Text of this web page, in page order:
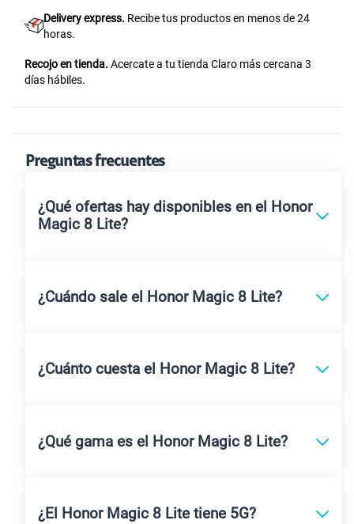
Delivery express. Recibe tus productos en menos de 24
horas.
Recojo en tienda. Acercate a tu tienda Claro más cercana 3
días hábiles.
Preguntas frecuentes
¿Qué ofertas hay disponibles en el Honor
Magic 8 Lite?
¿Cuándo sale el Honor Magic 8 Lite?
¿Cuánto cuesta el Honor Magic 8 Lite?
¿Qué gama es el Honor Magic 8 Lite?
¿El Honor Magic 8 Lite tiene 5G?